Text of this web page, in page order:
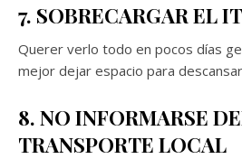
7. SOBRECARGAR EL
Querer verlo todo en pocos días
mejor dejar espacio para
8. NO INFORMARSE
TRANSPORTE LOCAL